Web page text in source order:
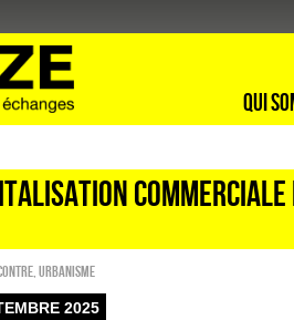
Qui
Urbanisme
2025